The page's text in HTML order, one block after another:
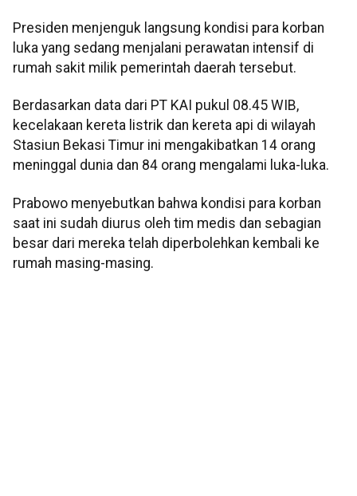
Presiden menjenguk langsung kondisi para korban
luka yang sedang menjalani perawatan intensif di
rumah sakit milik pemerintah daerah tersebut.
Berdasarkan data dari PT KAI pukul 08.45 WIB,
kecelakaan kereta listrik dan kereta api di wilayah
Stasiun Bekasi Timur ini mengakibatkan 14 orang
meninggal dunia dan 84 orang mengalami luka-luka.
Prabowo menyebutkan bahwa kondisi para korban
saat ini sudah diurus oleh tim medis dan sebagian
besar dari mereka telah diperbolehkan kembali ke
rumah masing-masing.